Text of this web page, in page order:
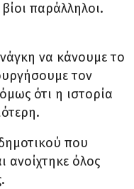
παράλληλοι.
να κάνουμε το
τον
ότι η ιστορία
που
ανοίχτηκε όλος